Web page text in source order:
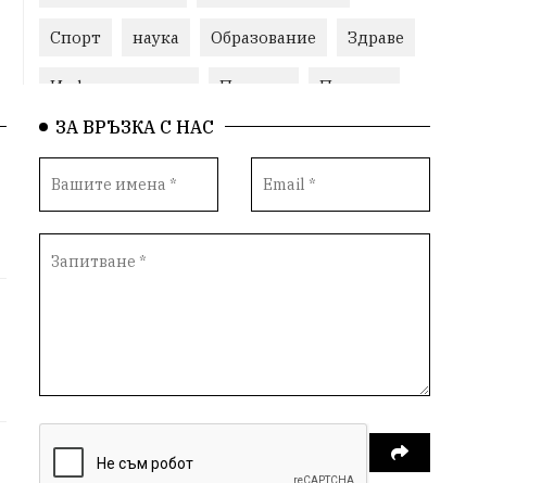
Спорт наука Образование Здраве
Инфраструктура Пеевски Протест
Свобода ИвелинМихайлов
ОбщинаСливен Карандила
ГражданскоОбщество РадостинВасилев
ОбщественИнтерес земеделие
ИсторияНаБългария Иновации САЩ
ЗА ВРЪЗКА С НАС